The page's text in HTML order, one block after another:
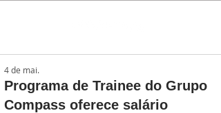
Programa de Trainee do Grupo
Compass oferece salário
4 de mai.